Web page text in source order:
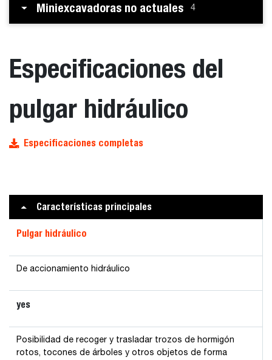
Miniexcavadoras no actuales 4
Especificaciones del
pulgar hidráulico
Especificaciones completas
Características principales
Pulgar hidráulico
De accionamiento hidráulico
yes
Posibilidad de recoger y trasladar trozos de hormigón
rotos, tocones de árboles y otros objetos de forma